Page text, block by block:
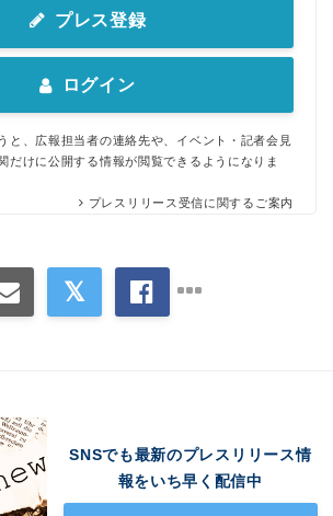
プレス登録
ログイン
と、広報担当者の連絡先や、イベント・記者会見
だけに公開する情報が閲覧できるようになりま
プレスリリース受信に関するご案内
SNSでも最新のプレスリリース情
報をいち早く配信中